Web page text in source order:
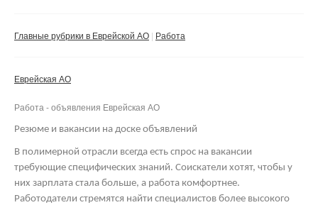
Главные рубрики в Еврейской АО Работа
Еврейская АО
Работа - объявления Еврейская АО
Резюме и вакансии на доске объявлений
В полимерной отрасли всегда есть спрос на вакансии
требующие специфических знаний. Соискатели хотят, чтобы у
них зарплата стала больше, а работа комфортнее.
Работодатели стремятся найти специалистов более высокого